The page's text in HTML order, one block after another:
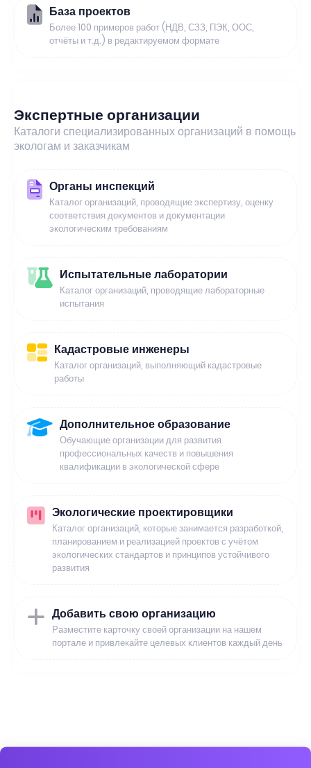
База проектов
Более 100 примеров работ (НДВ, СЗЗ, ПЭК, ООС,
отчёты и т.д.) в редактируемом формате
Экспертные организации
Каталоги специализированных организаций в помощь
экологам и заказчикам
Органы инспекций
Каталог организаций, проводящие экспертизу, оценку
соответствия документов и документации
экологическим требованиям
Испытательные лаборатории
Каталог организаций, проводящие лабораторные
испытания
Кадастровые инженеры
Каталог организаций, выполняющий кадастровые
работы
Дополнительное образование
Обучающие организации для развития
профессиональных качеств и повышения
квалификации в экологической сфере
Экологические проектировщики
Каталог организаций, которые занимается разработкой,
планированием и реализацией проектов с учётом
экологических стандартов и принципов устойчивого
развития
Добавить свою организацию
Разместите карточку своей организации на нашем
портале и привлекайте целевых клиентов каждый день